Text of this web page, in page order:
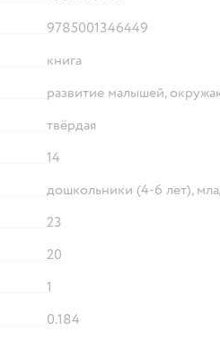
9785001346449
книга
развитие малышей,
твёрдая
14
дошкольники (4-6 лет),
23
20
1
0.184